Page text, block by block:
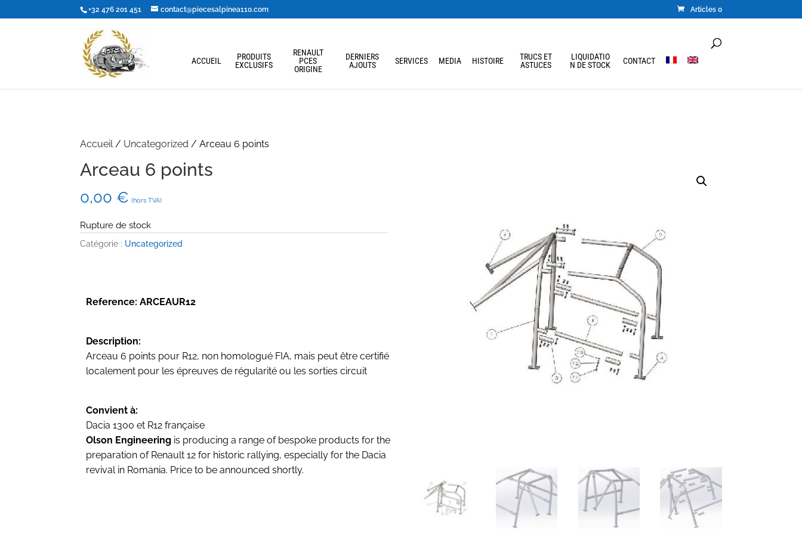
+32 476 201 451 contact@piecesalpinea110.com Articles 0
ACCUEIL
PRODUITS
EXCLUSIFS
RENAULT
PCES
ORIGINE
DERNIERS
AJOUTS
SERVICES MEDIA HISTOIRE
TRUCS ET
ASTUCES
LIQUIDATIO
N DE STOCK
CONTACT
Accueil/ Uncategorized / Arceau 6 points
Arceau 6 points
0,00 € (hors TVA)
Rupture de stock
Catégorie : Uncategorized
Reference: ARCEAUR12
Description:
Arceau 6 points pour R12, non homologué FIA, mais peut être certifié
localement pour les épreuves de régularité ou les sorties circuit
Convient à:
Dacia 1300 et R12 française
Olson Engineering is producing a range of bespoke products for the
preparation of Renault 12 for historic rallying, especially for the Dacia
revival in Romania. Price to be announced shortly.